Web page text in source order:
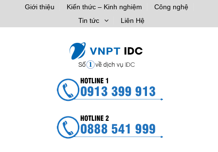
Giới thiệu Kiến thức – Kinh nghiệm
Công nghệ
Tin tức
Liên Hệ